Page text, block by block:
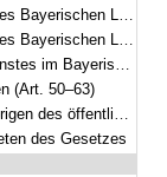
Versorgung (Art. 5–27a)
Landtags (Art. 28–40)
Landtag (Art. 41–49)
(Art. 50–63)
Dienstes
des Gesetzes